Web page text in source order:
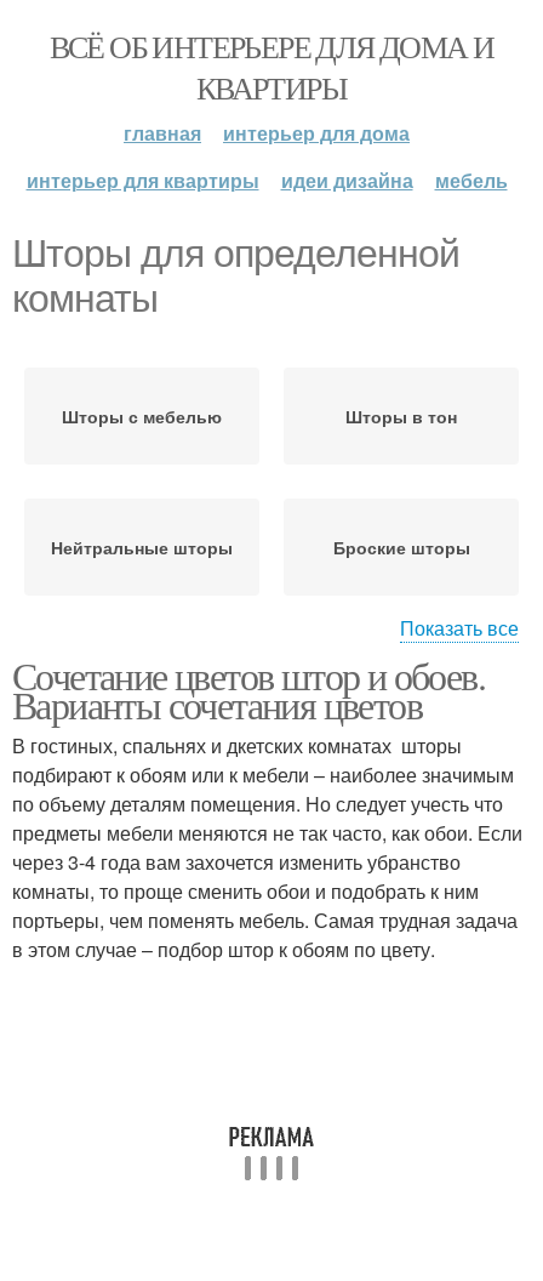
ВСЁ ОБ ИНТЕРЬЕРЕ ДЛЯ ДОМА И
КВАРТИРЫ
главная
интерьер для дома
интерьер для квартиры
идеи дизайна мебель
Шторы для определенной
комнаты
Шторы с мебелью Шторы в тон
Нейтральные шторы Броские шторы
Шторы при обоях Шторы в доме
Шторы к белым
Показать все
Сочетание цветов штор и обоев.
Варианты сочетания цветов
В гостиных, спальнях и дкетских комнатах шторы
подбирают к обоям или к мебели – наиболее значимым
по объему деталям помещения. Но следует учесть что
предметы мебели меняются не так часто, как обои. Если
через 3-4 года вам захочется изменить убранство
комнаты, то проще сменить обои и подобрать к ним
портьеры, чем поменять мебель. Самая трудная задача
в этом случае – подбор штор к обоям по цвету.